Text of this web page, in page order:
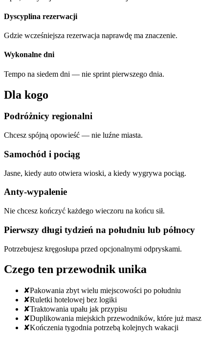
Dyscyplina rezerwacji
Gdzie wcześniejsza rezerwacja naprawdę ma znaczenie.
Wykonalne dni
Tempo na siedem dni — nie sprint pierwszego dnia.
Dla kogo
Podróżnicy regionalni
Chcesz spójną opowieść — nie luźne miasta.
Samochód i pociąg
Jasne, kiedy auto otwiera wioski, a kiedy wygrywa pociąg.
Anty-wypalenie
Nie chcesz kończyć każdego wieczoru na końcu sił.
Pierwszy długi tydzień na południu lub północy
Potrzebujesz kręgosłupa przed opcjonalnymi odpryskami.
Czego ten przewodnik unika
✘Pakowania zbyt wielu miejscowości po południu
✘Ruletki hotelowej bez logiki
✘Traktowania upału jak przypisu
✘Duplikowania miejskich przewodników, które już masz
✘Kończenia tygodnia potrzebą kolejnych wakacji